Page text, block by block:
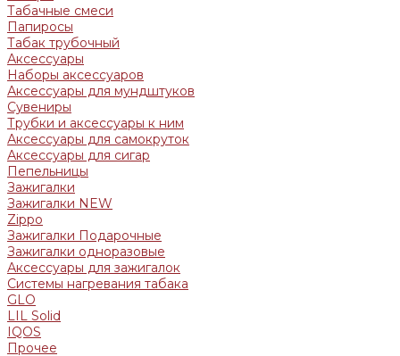
Табачные смеси
Папиросы
Табак трубочный
Аксессуары
Наборы аксессуаров
Аксессуары для мундштуков
Сувениры
Трубки и аксессуары к ним
Аксессуары для самокруток
Аксессуары для сигар
Пепельницы
Зажигалки
Зажигалки NEW
Zippo
Зажигалки Подарочные
Зажигалки одноразовые
Аксессуары для зажигалок
Системы нагревания табака
GLO
LIL Solid
IQOS
Прочее